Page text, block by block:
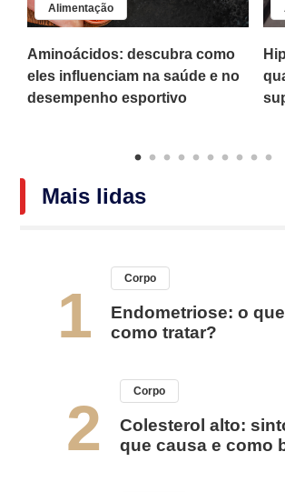
Alimentação
Aminoácidos: descubra como
eles influenciam na saúde e no
desempenho esportivo
Mais lidas
1
Corpo
Endometriose: o
como tratar?
2
Corpo
Colesterol alto:
que causa e como